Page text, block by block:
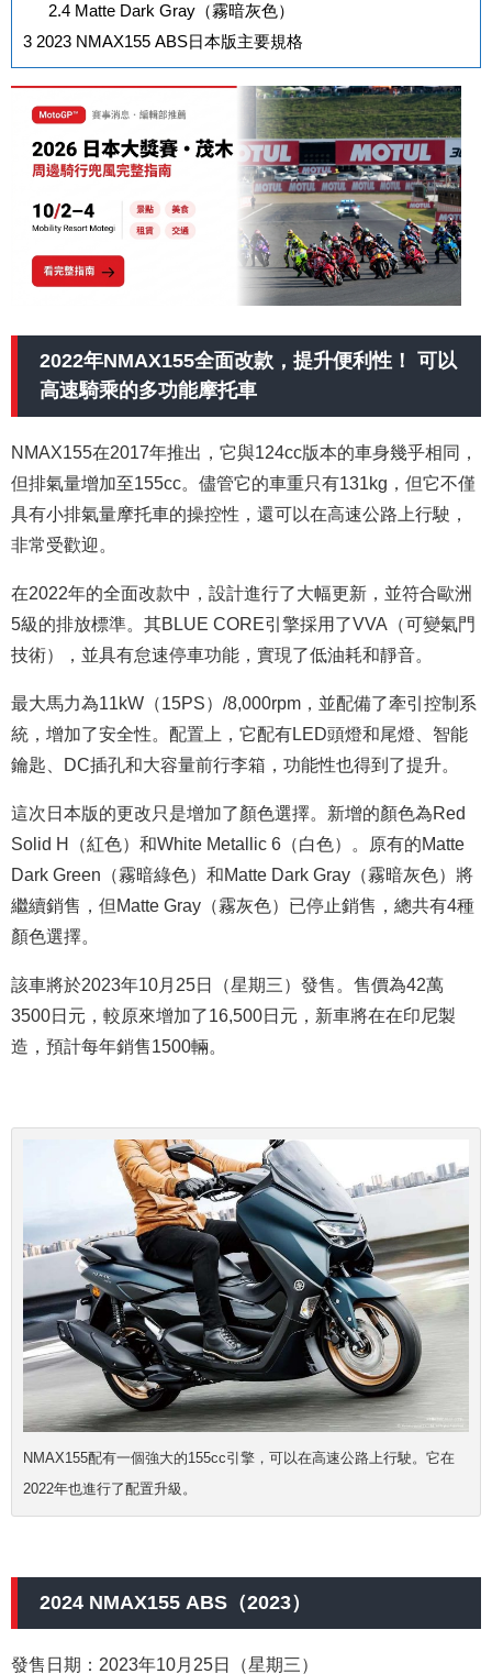
2.4Matte Dark Gray（霧暗灰色）
3 2023 NMAX155 ABS日本版主要規格
2022年NMAX155全面改款，提升便利性！ 可以
高速騎乘的多功能摩托車
NMAX155在2017年推出，它與124cc版本的車身幾乎相同，
但排氣量增加至155cc。儘管它的車重只有131kg，但它不僅
具有小排氣量摩托車的操控性，還可以在高速公路上行駛，
非常受歡迎。
在2022年的全面改款中，設計進行了大幅更新，並符合歐洲
5級的排放標準。其BLUE CORE引擎採用了VVA（可變氣門
技術），並具有怠速停車功能，實現了低油耗和靜音。
最大馬力為11kW（15PS）/8,000rpm，並配備了牽引控制系
統，增加了安全性。配置上，它配有LED頭燈和尾燈、智能
鑰匙、DC插孔和大容量前行李箱，功能性也得到了提升。
這次日本版的更改只是增加了顏色選擇。新增的顏色為Red
Solid H（紅色）和White Metallic 6（白色）。原有的Matte
Dark Green（霧暗綠色）和Matte Dark Gray（霧暗灰色）將
繼續銷售，但Matte Gray（霧灰色）已停止銷售，總共有4種
顏色選擇。
該車將於2023年10月25日（星期三）發售。售價為42萬
3500日元，較原來增加了16,500日元，新車將在在印尼製
造，預計每年銷售1500輛。
NMAX155配有一個強大的155cc引擎，可以在高速公路上行駛。它在
2022年也進行了配置升級。
2024 NMAX155 ABS（2023）
發售日期：2023年10月25日（星期三）